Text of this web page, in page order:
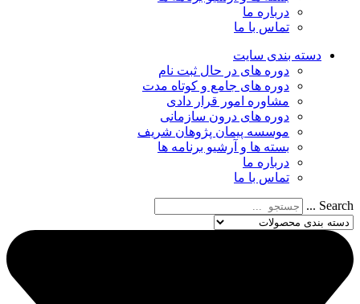
درباره ما
تماس با ما
دسته‌ بندی سایت
دوره های در حال ثبت نام
دوره های جامع و کوتاه مدت
مشاوره امور قرار دادی
دوره های درون سازمانی
موسسه پیمان پژوهان شریف
بسته ها و آرشیو برنامه ها
درباره ما
تماس با ما
Search ...